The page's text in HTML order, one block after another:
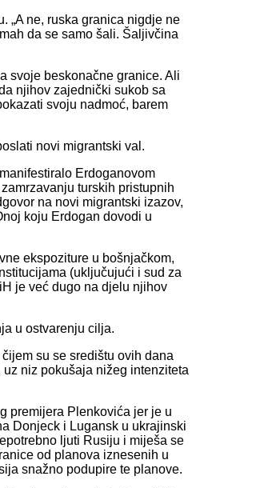
„A ne, ruska granica nigdje ne
da se samo šali. Šaljivčina
svoje beskonačne granice. Ali
njihov zajednički sukob sa
svoju nadmoć, barem
novi migrantski val.
Erdoganovom
turskih pristupnih
na novi migrantski izazov,
koju Erdogan dovodi u
ekspoziture u bošnjačkom,
(uključujući i sud za
je već dugo na djelu njihov
u ostvarenju cilja.
su se središtu ovih dana
niz pokušaja nižeg intenziteta
premijera Plenkovića jer je u
Donjeck i Lugansk u ukrajinski
ljuti Rusiju i miješa se
od planova iznesenih u
snažno podupire te planove.